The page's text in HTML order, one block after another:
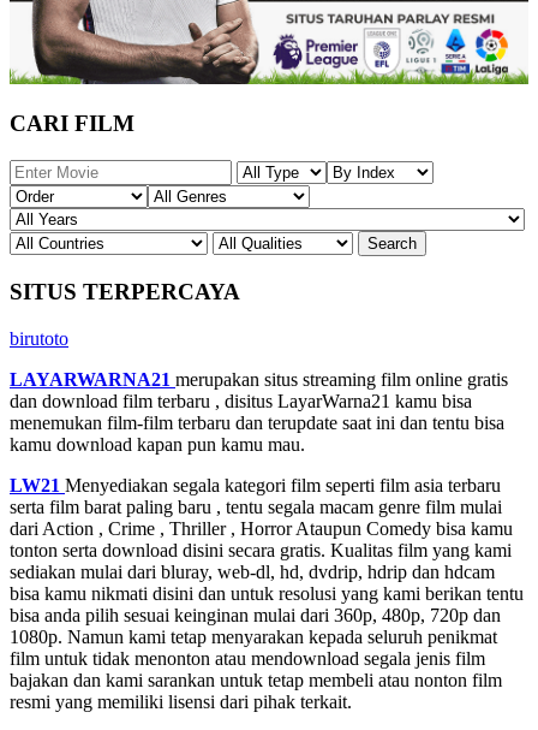
CARI FILM
SITUS TERPERCAYA
birutoto
LAYARWARNA21 merupakan situs streaming film online gratis
dan download film terbaru , disitus LayarWarna21 kamu bisa
menemukan film-film terbaru dan terupdate saat ini dan tentu bisa
kamu download kapan pun kamu mau.
LW21 Menyediakan segala kategori film seperti film asia terbaru
serta film barat paling baru , tentu segala macam genre film mulai
dari Action , Crime , Thriller , Horror Ataupun Comedy bisa kamu
tonton serta download disini secara gratis. Kualitas film yang kami
sediakan mulai dari bluray, web-dl, hd, dvdrip, hdrip dan hdcam
bisa kamu nikmati disini dan untuk resolusi yang kami berikan tentu
bisa anda pilih sesuai keinginan mulai dari 360p, 480p, 720p dan
1080p. Namun kami tetap menyarakan kepada seluruh penikmat
film untuk tidak menonton atau mendownload segala jenis film
bajakan dan kami sarankan untuk tetap membeli atau nonton film
resmi yang memiliki lisensi dari pihak terkait.